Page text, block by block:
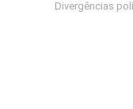
Divergências